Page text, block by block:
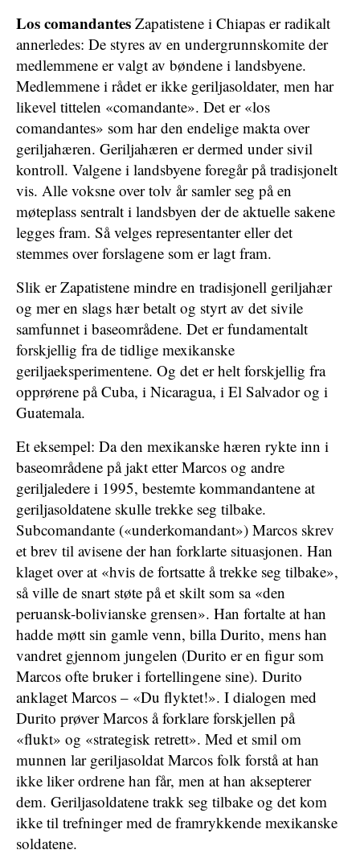
Los comandantes Zapatistene i Chiapas er radikalt
annerledes: De styres av en undergrunnskomite der
medlemmene er valgt av bøndene i landsbyene.
Medlemmene i rådet er ikke geriljasoldater, men har
likevel tittelen «comandante». Det er «los
comandantes» som har den endelige makta over
geriljahæren. Geriljahæren er dermed under sivil
kontroll. Valgene i landsbyene foregår på tradisjonelt
vis. Alle voksne over tolv år samler seg på en
møteplass sentralt i landsbyen der de aktuelle sakene
legges fram. Så velges representanter eller det
stemmes over forslagene som er lagt fram.
Slik er Zapatistene mindre en tradisjonell geriljahær
og mer en slags hær betalt og styrt av det sivile
samfunnet i baseområdene. Det er fundamentalt
forskjellig fra de tidlige mexikanske
geriljaeksperimentene. Og det er helt forskjellig fra
opprørene på Cuba, i Nicaragua, i El Salvador og i
Guatemala.
Et eksempel: Da den mexikanske hæren rykte inn i
baseområdene på jakt etter Marcos og andre
geriljaledere i 1995, bestemte kommandantene at
geriljasoldatene skulle trekke seg tilbake.
Subcomandante («underkomandant») Marcos skrev
et brev til avisene der han forklarte situasjonen. Han
klaget over at «hvis de fortsatte å trekke seg tilbake»,
så ville de snart støte på et skilt som sa «den
peruansk-bolivianske grensen». Han fortalte at han
hadde møtt sin gamle venn, billa Durito, mens han
vandret gjennom jungelen (Durito er en figur som
Marcos ofte bruker i fortellingene sine). Durito
anklaget Marcos – «Du flyktet!». I dialogen med
Durito prøver Marcos å forklare forskjellen på
«flukt» og «strategisk retrett». Med et smil om
munnen lar geriljasoldat Marcos folk forstå at han
ikke liker ordrene han får, men at han aksepterer
dem. Geriljasoldatene trakk seg tilbake og det kom
ikke til trefninger med de framrykkende mexikanske
soldatene.